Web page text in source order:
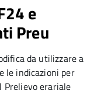
e
Preu
da utilizzare a
le indicazioni per
Prelievo erariale